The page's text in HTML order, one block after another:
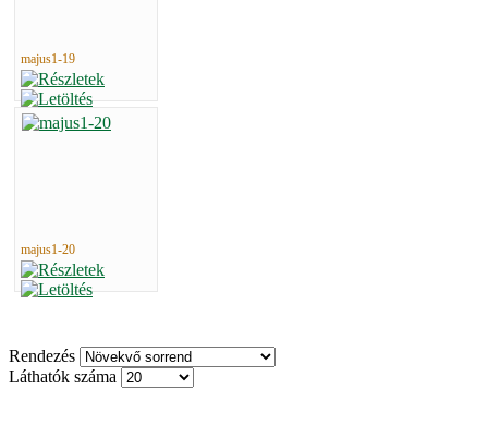
majus1-19
majus1-20
Rendezés
Láthatók száma